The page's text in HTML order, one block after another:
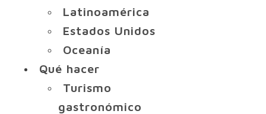
Latinoamérica
Estados Unidos
Oceanía
Qué hacer
Turismo
gastronómico